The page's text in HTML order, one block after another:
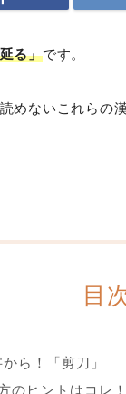
る」です。
めないこれらの漢
目
ら！「剪刀」
のヒントはコレ！